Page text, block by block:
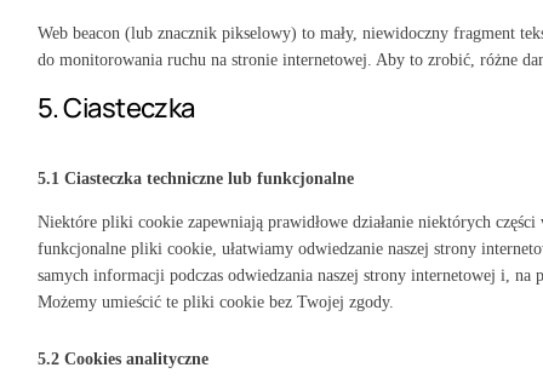
Web beacon (lub znacznik pikselowy) to mały, niewidoczny fragment
do monitorowania ruchu na stronie internetowej. Aby to zrobić, różne
5. Ciasteczka
5.1 Ciasteczka techniczne lub funkcjonalne
Niektóre pliki cookie zapewniają prawidłowe działanie niektórych
funkcjonalne pliki cookie, ułatwiamy odwiedzanie naszej strony
samych informacji podczas odwiedzania naszej strony internetowej i, na
Możemy umieścić te pliki cookie bez Twojej zgody.
5.2 Cookies analityczne